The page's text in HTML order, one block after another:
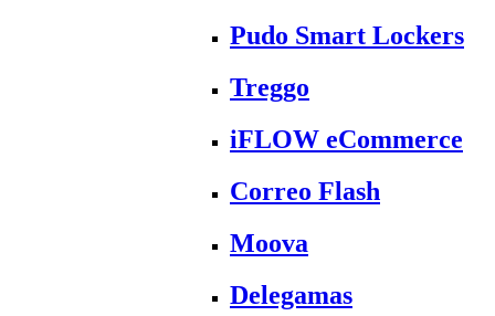
Pudo Smart Lockers
Treggo
iFLOW eCommerce
Correo Flash
Moova
Delegamas